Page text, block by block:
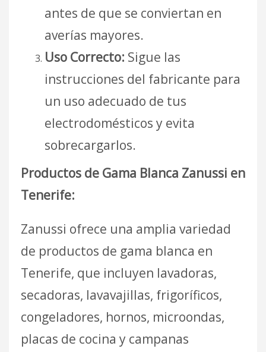
antes de que se conviertan en
averías mayores.
Uso Correcto: Sigue las
instrucciones del fabricante para
un uso adecuado de tus
electrodomésticos y evita
sobrecargarlos.
Productos de Gama Blanca Zanussi en
Tenerife:
Zanussi ofrece una amplia variedad
de productos de gama blanca en
Tenerife, que incluyen lavadoras,
secadoras, lavavajillas, frigoríficos,
congeladores, hornos, microondas,
placas de cocina y campanas